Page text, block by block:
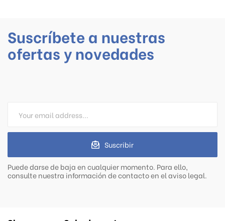
Suscríbete a nuestras
ofertas y novedades
Suscribir
Puede darse de baja en cualquier momento. Para ello,
consulte nuestra información de contacto en el aviso legal.